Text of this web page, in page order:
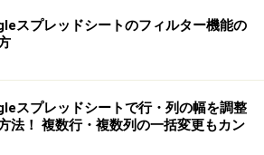
スプレッドシートのフィルター機能の
スプレッドシートで行・列の幅を調整
法！ 複数行・複数列の一括変更もカン